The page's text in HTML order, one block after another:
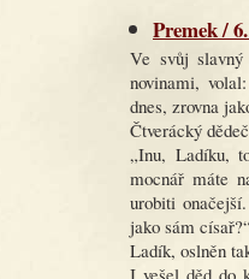
Premek /
Ve svůj
novinami,
dnes, zrovna
Čtverácký
„Inu, Ladíku,
mocnář máte
urobiti
jako sám
Ladík, oslněn